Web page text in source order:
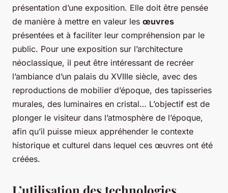
présentation d’une exposition. Elle doit être pensée
de manière à mettre en valeur les œuvres
présentées et à faciliter leur compréhension par le
public. Pour une exposition sur l’architecture
néoclassique, il peut être intéressant de recréer
l’ambiance d’un palais du XVIIIe siècle, avec des
reproductions de mobilier d’époque, des tapisseries
murales, des luminaires en cristal… L’objectif est de
plonger le visiteur dans l’atmosphère de l’époque,
afin qu’il puisse mieux appréhender le contexte
historique et culturel dans lequel ces œuvres ont été
créées.